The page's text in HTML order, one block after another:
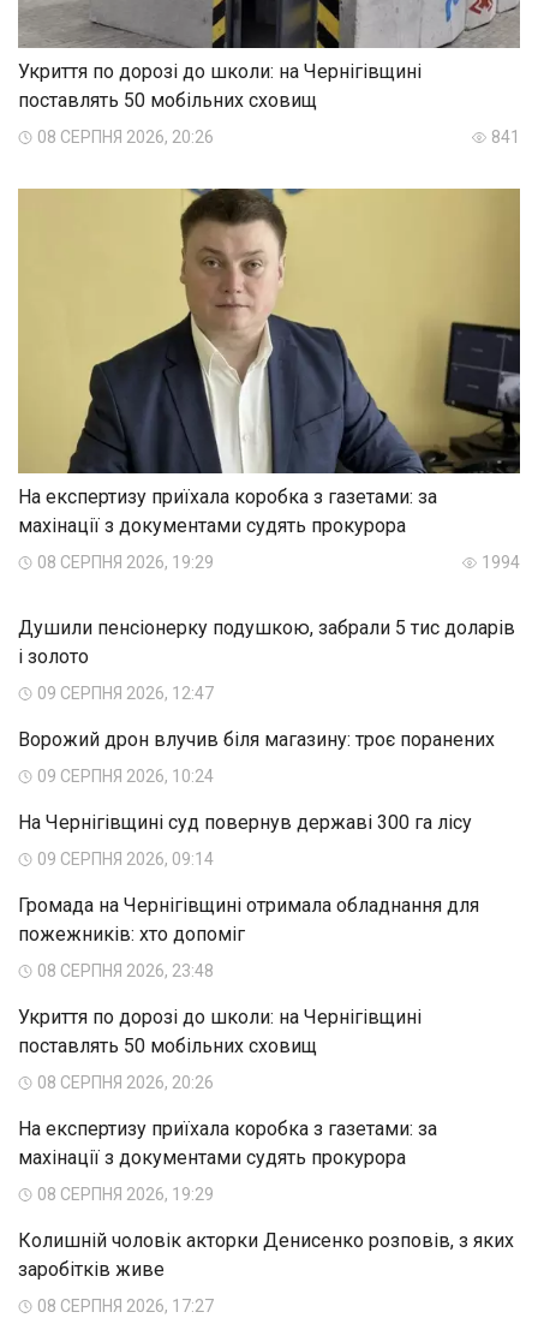
Укриття по дорозі до школи: на Чернігівщині
поставлять 50 мобільних сховищ
08 СЕРПНЯ 2026, 20:26 841
На експертизу приїхала коробка з газетами: за
махінації з документами судять прокурора
08 СЕРПНЯ 2026, 19:29 1994
Душили пенсіонерку подушкою, забрали 5 тис доларів
і золото
09 СЕРПНЯ 2026, 12:47
Ворожий дрон влучив біля магазину: троє поранених
09 СЕРПНЯ 2026, 10:24
На Чернігівщині суд повернув державі 300 га лісу
09 СЕРПНЯ 2026, 09:14
Громада на Чернігівщині отримала обладнання для
пожежників: хто допоміг
08 СЕРПНЯ 2026, 23:48
Укриття по дорозі до школи: на Чернігівщині
поставлять 50 мобільних сховищ
08 СЕРПНЯ 2026, 20:26
На експертизу приїхала коробка з газетами: за
махінації з документами судять прокурора
08 СЕРПНЯ 2026, 19:29
Колишній чоловік акторки Денисенко розповів, з яких
заробітків живе
08 СЕРПНЯ 2026, 17:27